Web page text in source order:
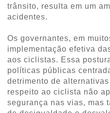
trânsito, resulta em um
acidentes.
Os governantes, em
implementação efetiva
aos ciclistas. Essa
políticas públicas
detrimento de
respeito ao ciclista não
segurança nas vias, mas